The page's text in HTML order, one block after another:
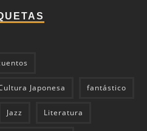
Japonesa fantástico
Jazz Literatura